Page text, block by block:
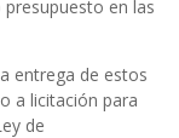
en las
entrega de estos
a licitación para
de